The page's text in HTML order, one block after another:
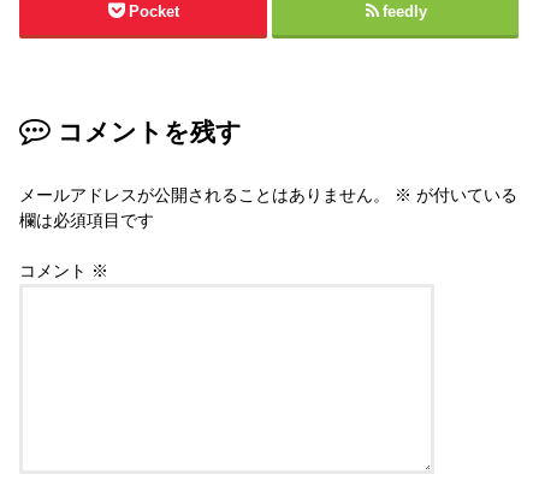
Pocket feedly
コメントを残す
メールアドレスが公開されることはありません。 ※ が付いている
欄は必須項目です
コメント ※